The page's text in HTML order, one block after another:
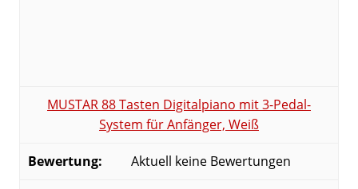
MUSTAR 88 Tasten Digitalpiano mit 3-Pedal-
System für Anfänger, Weiß
Aktuell keine Bewertungen